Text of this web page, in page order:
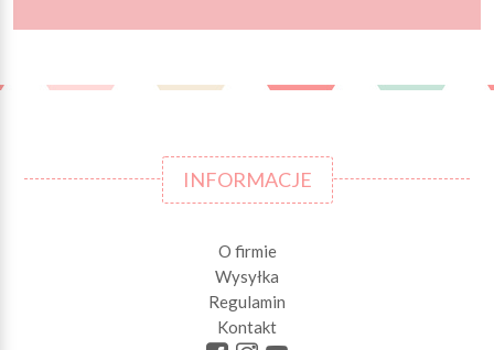
INFORMACJE
O firmie
Wysyłka
Regulamin
Kontakt